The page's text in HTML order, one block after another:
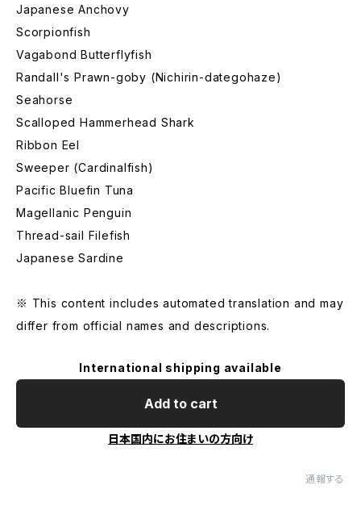
Japanese Anchovy
Scorpionfish
Vagabond Butterflyfish
Randall's Prawn-goby (Nichirin-dategohaze)
Seahorse
Scalloped Hammerhead Shark
Ribbon Eel
Sweeper (Cardinalfish)
Pacific Bluefin Tuna
Magellanic Penguin
Thread-sail Filefish
Japanese Sardine
※ This content includes automated translation and may
differ from official names and descriptions.
International shipping available
Add to cart
日本国内にお住まいの方向け
通報する